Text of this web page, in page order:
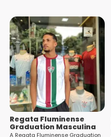
tem
várias
variantes.
As
opções
podem
ser
escolhidas
na
página
Regata Fluminense
Graduation Masculina
A Regata Fluminense Graduation